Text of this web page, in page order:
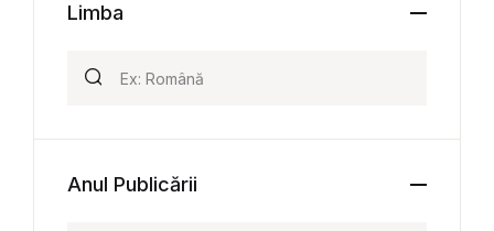
Limba
Anul Publicării